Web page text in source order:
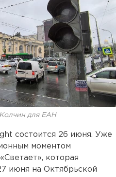
для ЕАН
состоится 26 июня. Уже
моментом
которая
июня на Октябрьской